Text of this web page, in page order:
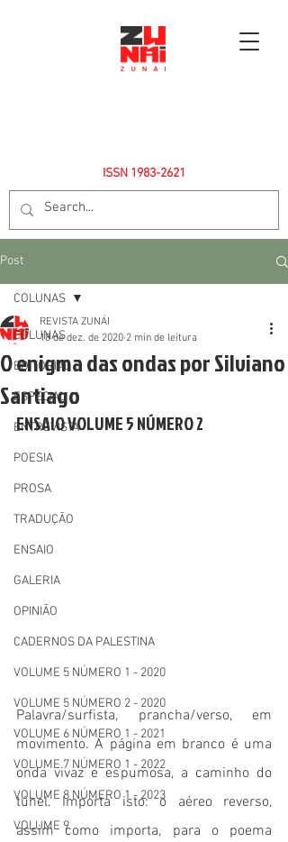
ISSN 1983-2621
Post
COLUNAS
EDITORIAL
ESPECIAL
ENTREVISTA
POESIA
PROSA
TRADUÇÃO
ENSAIO
GALERIA
OPINIÃO
CADERNOS DA PALESTINA
VOLUME 5 NÚMERO 1 - 2020
VOLUME 5 NÚMERO 2 - 2020
VOLUME 6 NÚMERO 1 - 2021
VOLUME 7 NÚMERO 1 - 2022
VOLUME 8 NÚMERO 1 - 2023
VOLUME 9
COLUNAS
O enigma das ondas por Silviano
Santiago
REVISTA ZUNÁI
18 de dez. de 2020 2 min de leitura
ENSAIO VOLUME 5 NÚMERO 2
Palavra/surfista, prancha/verso, em
movimento. A página em branco é uma
onda vivaz e espumosa, a caminho do
túnel. Importa isto: o aéreo reverso,
assim como importa, para o poema